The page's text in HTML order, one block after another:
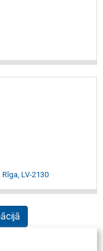
LV-2130